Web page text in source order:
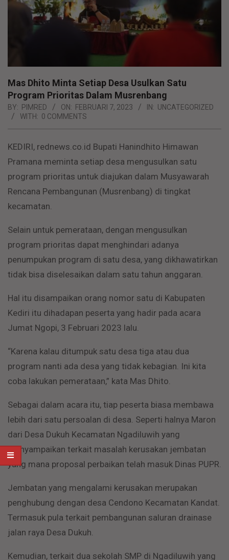
Mas Dhito Minta Setiap Desa Usulkan Satu
Program Prioritas Dalam Musrenbang
BY: PIMRED ON: FEBRUARI 7, 2023 IN: UNCATEGORIZED
WITH: 0 COMMENTS
KEDIRI, rednews.co.id Bupati Hanindhito Himawan
Pramana meminta setiap desa mengusulkan satu
program prioritas untuk diajukan dalam Musyawarah
Rencana Pembangunan (Musrenbang) di tingkat
kecamatan.
Selain untuk pemerataan, dengan mengusulkan
program prioritas dapat menghindari adanya
penumpukan program di satu desa, yang dikhawatirkan
tidak bisa diselesaikan dalam satu tahun anggaran.
Hal itu disampaikan orang nomor satu di Kabupaten
Kediri itu dihadapan peserta yang hadir pada acara
Jumat Ngopi, 3 Februari 2023 lalu.
“Karena kalau ditumpuk satu desa tiga atau dua
program nanti ada desa yang tidak kebagian. Ini kita
coba lakukan pemerataan,” kata Mas Dhito.
Sebagai dalam acara itu, tiap peserta biasa membawa
lebih dari satu persoalan di desa. Seperti halnya Maron
dari Desa Dukuh Kecamatan Ngadiluwih yang
menyampaikan terkait masalah kerusakan jembatan
yang mana proposal perbaikan telah masuk Dinas PUPR.
Jembatan yang mengalami kerusakan merupakan
penghubung dengan desa Cendono Kecamatan Kandat.
Termasuk pula terkait pembangunan saluran drainase
jalan raya Desa Dukuh.
Kemudian, terkait dua sekolah SMP di Ngadiluwih yang